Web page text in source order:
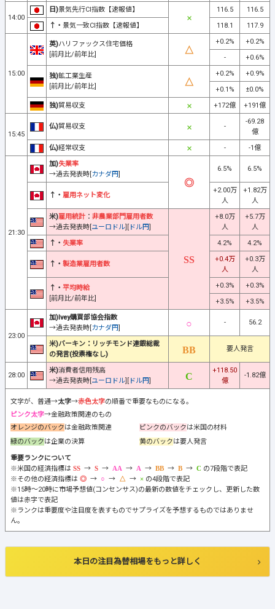
14:00
日)景気先行CI指数【速報値】 116.5
116.5
↑・ 景気一致CI指数【速報値】 118.1 117.9
15:00
英)ハリファックス住宅価格
[前月比/前年比]
+0.2%
+0.2%
-
+0.6%
独)鉱工業生産
[前月比/前年比]
+0.2%
+0.9%
+0.1%
±0.0%
独)貿易収支 +172億 +191億
15:45
仏)貿易収支 -
-69.28
億
仏)経常収支 - -1億
21:30
加)失業率
→過去発表時[カナダ円]
6.5% 6.5%
↑・ 雇用ネット変化
+2.00万
人
+1.82万
人
米)雇用統計 ： 非農業部門雇用者数
→過去発表時[ユーロドル][ ドル円]
+8.0万
人
+5.7万
人
↑・ 失業率 4.2% 4.2%
↑・ 製造業雇用者数
+0.4万
人
+0.3万
人
↑・ 平均時給
[前月比/前年比]
+0.3%
+0.3%
+3.5%
+3.5%
23:00
加)Ivey購買部協会指数
→過去発表時[カナダ円]
- 56.2
米)バーキン：リッチモンド連銀総裁
の発言(投票権なし)
要人発言
28:00
米)消費者信用残高
→過去発表時[ユーロドル][ ドル円]
+118.50
億
-1.82億
文字が、普通→太字→赤色太字の順番で重要なものになる。
ピンク太字→金融政策関連のもの
オレンジのバックは金融政策関連 ピンクのバックは米国の材料
緑のバックは企業の決算 黄のバックは要人発言
重要ランクについて
※米国の経済指標は
→ → → → → →
の7段階で表記
※その他の経済指標は
→ → →
の4段階で表記
※15時～20時に市場予想値(コンセンサス)の最新の数値をチェックし、更新した数
値は赤字で表記
※ランクは重要度や注目度を表すものでサプライズを予想するものではありませ
ん。
本日の注目為替相場をもっと詳しく